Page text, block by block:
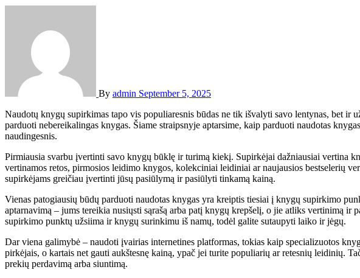
By admin September 5, 2025
Naudotų knygų supirkimas tapo vis populiaresnis būdas ne tik išvalyti savo lentynas, bet ir uždirbti papildomų pinigų. Knygų mylėtojai ir kolekcionieriai dažnai susiduria su dilema, kaip efektyviai ir paprastai
parduoti nebereikalingas knygas. Šiame straipsnyje aptarsime, kaip parduoti naudotas
naudingesnis.
Pirmiausia svarbu įvertinti savo knygų būklę ir turimą kiekį. Supirkėjai dažniausiai vertina
vertinamos retos, pirmosios leidimo knygos, kolekciniai leidiniai ar naujausios bestselerių
supirkėjams greičiau įvertinti jūsų pasiūlymą ir pasiūlyti tinkamą kainą.
Vienas patogiausių būdų parduoti naudotas knygas yra kreiptis tiesiai į knygų supirkimo
aptarnavimą – jums tereikia nusiųsti sąrašą arba patį knygų krepšelį, o jie atliks vertinimą
supirkimo punktų užsiima ir knygų surinkimu iš namų, todėl galite sutaupyti laiko ir jėgų.
Dar viena galimybė – naudoti įvairias internetines platformas, tokias kaip specializuotos
pirkėjais, o kartais net gauti aukštesnę kainą, ypač jei turite populiarių ar retesnių leidinių.
prekių perdavimą arba siuntimą.